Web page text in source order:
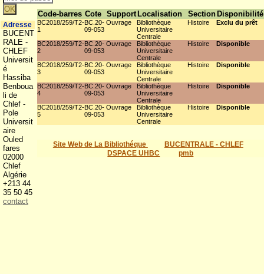
Code-barres Cote Support Localisation Section Disponibilité
BC2018/259/T2-
1
BC.20-
09-053
Ouvrage
Bibliothèque
Universitaire
Centrale
Histoire Exclu du prêt
BC2018/259/T2-
2
BC.20-
09-053
Ouvrage
Bibliothèque
Universitaire
Centrale
Histoire Disponible
BC2018/259/T2-
3
BC.20-
09-053
Ouvrage
Bibliothèque
Universitaire
Centrale
Histoire Disponible
BC2018/259/T2-
4
BC.20-
09-053
Ouvrage
Bibliothèque
Universitaire
Centrale
Histoire Disponible
BC2018/259/T2-
5
BC.20-
09-053
Ouvrage
Bibliothèque
Universitaire
Centrale
Histoire Disponible
Site Web de La Bibliothéque
BUCENTRALE - CHLEF
DSPACE UHBC
pmb
Adresse
BUCENT
RALE -
CHLEF
Universit
é
Hassiba
Benboua
li de
Chlef -
Pole
Universit
aire
Ouled
fares
02000
Chlef
Algérie
+213 44
35 50 45
contact